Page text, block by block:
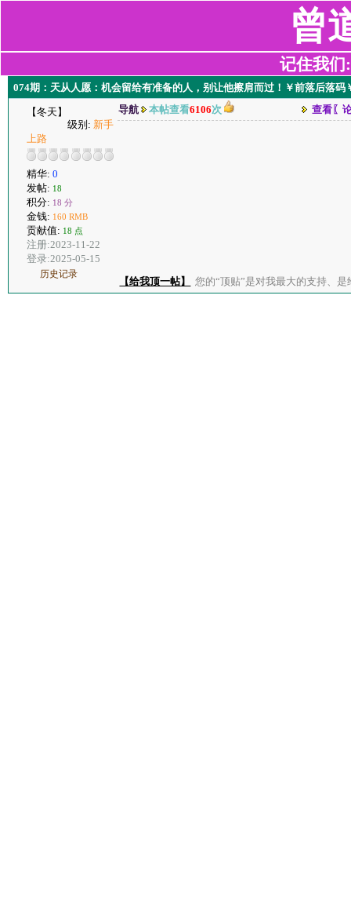
曾
记住我们
074期：天从人愿：机会留给有准备的人，别让他擦肩而过！￥前落后落码
【冬天】
级别: 新手
上路
精华: 0
发帖: 18
积分: 18 分
金钱: 160 RMB
贡献值: 18 点
注册:2023-11-22
登录:2025-05-15
历史记录
导航 本帖查看6106次 查看〖
【给我顶一帖】 您的“顶贴”是对我最大的支持、